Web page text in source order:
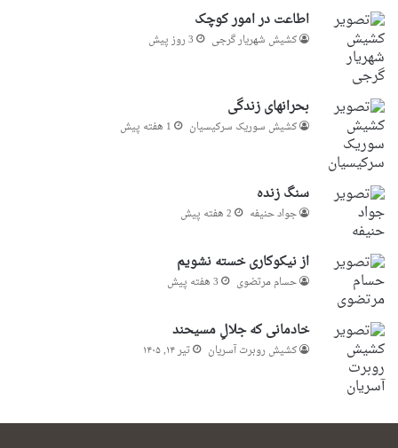
اطاعت در امور کوچک
کشیش شهریار گرجى 3 روز پیش
بحرانهای زندگی
کشیش سوریک سرکیسیان 1 هفته پیش
سنگ زنده
جواد حنیفه 2 هفته پیش
از نیکوکاری خسته نشویم
حسام مرتضوی 3 هفته پیش
خادمانی که جلالِ مسیحند
کشیش روبرت آسریان تیر ۱۴, ۱۴۰۵